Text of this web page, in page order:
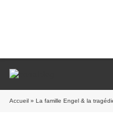
Accueil » La famille Engel & la